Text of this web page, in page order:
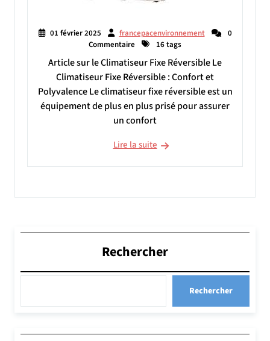
01 février 2025 francepacenvironnement
0
Commentaire
16 tags
Article sur le Climatiseur Fixe Réversible Le
Climatiseur Fixe Réversible : Confort et
Polyvalence Le climatiseur fixe réversible est un
équipement de plus en plus prisé pour assurer
un confort
Lire la suite
Rechercher
Rechercher